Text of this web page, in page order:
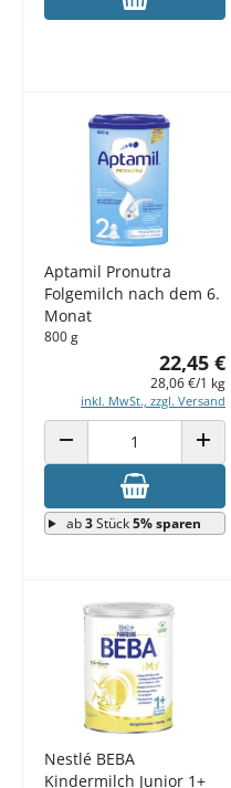
Aptamil Pronutra
Folgemilch nach dem 6.
Monat
800 g
22,45 €
28,06 €/1 kg
inkl. MwSt., zzgl. Versand
ANZAHL VERRINGERN
ab3Stück5% sparen
Nestlé BEBA
Kindermilch Junior 1+